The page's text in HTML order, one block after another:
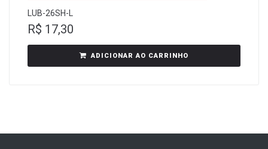
LUB-26SH-L
R$ 17,30
ADICIONAR AO CARRINHO